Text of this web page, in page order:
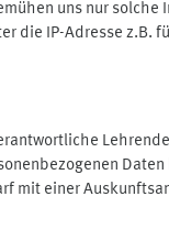
uns nur solche
die IP-Adresse z.B.
mit einer